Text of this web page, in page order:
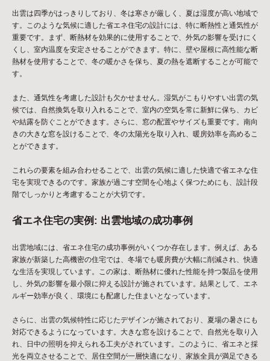
出雲は四季がはっきりしており、冬は寒さが厳しく、夏は湿度が高い地域で
す。このような気候に適した省エネ住宅の設計には、特に断熱性と通気性が
重要です。まず、断熱材を効果的に使用することで、外気の影響を受けにく
くし、室内温度を安定させることができます。特に、壁や屋根に高性能な断
熱材を使用することで、冬の暖かさを保ち、夏の熱を遮断することが可能で
す。
また、通気性を考慮した設計も欠かせません。湿気がこもりやすい出雲の気
候では、自然換気を取り入れることで、室内の空気を常に新鮮に保ち、カビ
や結露を防ぐことができます。さらに、窓の配置やサイズも重要です。南向
きの大きな窓を設けることで、冬の太陽光を取り入れ、暖房効率を高めるこ
とができます。
これらの要素を組み合わせることで、出雲の気候に適した快適で省エネな住
宅を実現できるのです。家族が過ごす空間を心地よく保つためにも、設計段
階でしっかりと考慮することが大切です。
省エネ住宅の実例: 出雲地域の成功事例
出雲地域には、省エネ住宅の成功事例がいくつか存在します。例えば、ある
家族が新築した高機密の住宅では、冬場でも暖房費が大幅に削減され、快適
な生活を実現しています。この家は、断熱材に優れた性能を持つ製品を使用
し、外気の影響を最小限に抑える設計が施されています。結果として、エネ
ルギー効率が良く、環境にも配慮した住まいとなっています。
さらに、出雲の気候特性に応じたデザインが施されており、夏場の暑さにも
対応できるようになっています。大きな窓を設けることで、自然光を取り入
れ、日中の照明を抑えられる工夫がされています。このように、省エネと採
光を両立させることで、居住空間が一層快適になり、家族全員が満足できる